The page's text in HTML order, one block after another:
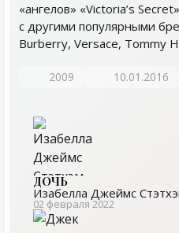
«ангелов» «Victoria’s
с другими популярными
Burberry, Versace, Tommy
2009 10.01.2016
ДОЧЬ
Изабелла Джеймс
02 февраля 2022